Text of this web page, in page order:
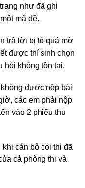
như đã ghi
mã đề.
trả lời bị tô quá mờ
được thí sinh chọn
hỏi không tồn tại.
được nộp bài
các em phải nộp
vào 2 phiếu thu
cán bộ coi thi đã
cả phòng thi và